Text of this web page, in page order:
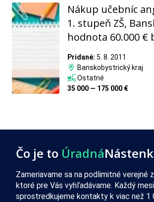
Nákup učebníc
1. stupeň ZŠ,
hodnota 60.000 €
Pridané: 5. 8. 2011
Banskobystrický kraj
Ostatné
35 000 — 175 000 €
Čo je to Úradná
Zameriavame sa na podlimitné verejné
ktoré pre Vás vyhľadávame. Každý
sprostredkujeme kontakty k viac než 1